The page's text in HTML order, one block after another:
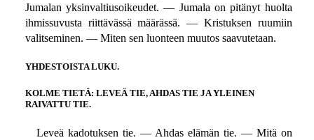
Jumalan yksinvaltiusoikeudet. — Jumala on pitänyt huolta
ihmissuvusta riittävässä määrässä. — Kristuksen ruumiin
valitseminen. — Miten sen luonteen muutos saavutetaan.
YHDESTOISTA LUKU.
KOLME TIETÄ: LEVEÄ TIE, AHDAS TIE JA YLEINEN
RAIVATTU TIE.
Leveä kadotuksen tie. — Ahdas elämän tie. — Mitä on